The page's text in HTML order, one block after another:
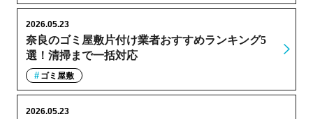
奈良のゴミ屋敷片付け業者おすすめランキング5
選！清掃まで一括対応
2026.05.23
ゴミ屋敷
2026.05.23